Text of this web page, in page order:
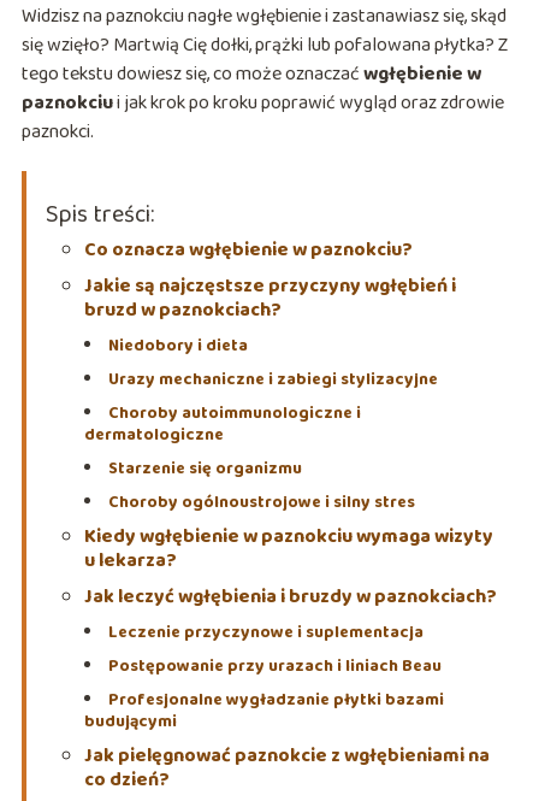
Widzisz na paznokciu nagłe wgłębienie i zastanawiasz się, skąd
się wzięło? Martwią Cię dołki, prążki lub pofalowana płytka? Z
tego tekstu dowiesz się, co może oznaczaćwgłębienie w
paznokciui jak krok po kroku poprawić wygląd oraz zdrowie
paznokci.
Spis treści:
Co oznacza wgłębienie w paznokciu?
Jakie są najczęstsze przyczyny wgłębień i
bruzd w paznokciach?
Niedobory i dieta
Urazy mechaniczne i zabiegi stylizacyjne
Choroby autoimmunologiczne i
dermatologiczne
Starzenie się organizmu
Choroby ogólnoustrojowe i silny stres
Kiedy wgłębienie w paznokciu wymaga wizyty
u lekarza?
Jak leczyć wgłębienia i bruzdy w paznokciach?
Leczenie przyczynowe i suplementacja
Postępowanie przy urazach i liniach Beau
Profesjonalne wygładzanie płytki bazami
budującymi
Jak pielęgnować paznokcie z wgłębieniami na
co dzień?